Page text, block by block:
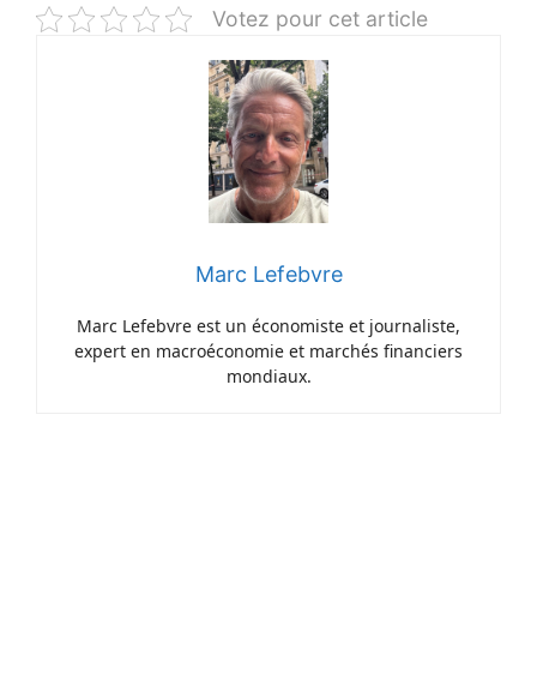
Votez pour cet article
Marc Lefebvre
Marc Lefebvre est un économiste et journaliste,
expert en macroéconomie et marchés financiers
mondiaux.